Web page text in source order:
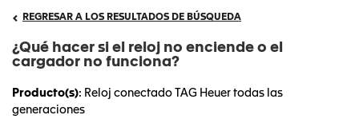
REGRESAR A LOS RESULTADOS DE BÚSQUEDA
¿Qué hacer si el reloj no enciende o el
cargador no funciona?
Producto(s): Reloj conectado TAG Heuer todas las
generaciones